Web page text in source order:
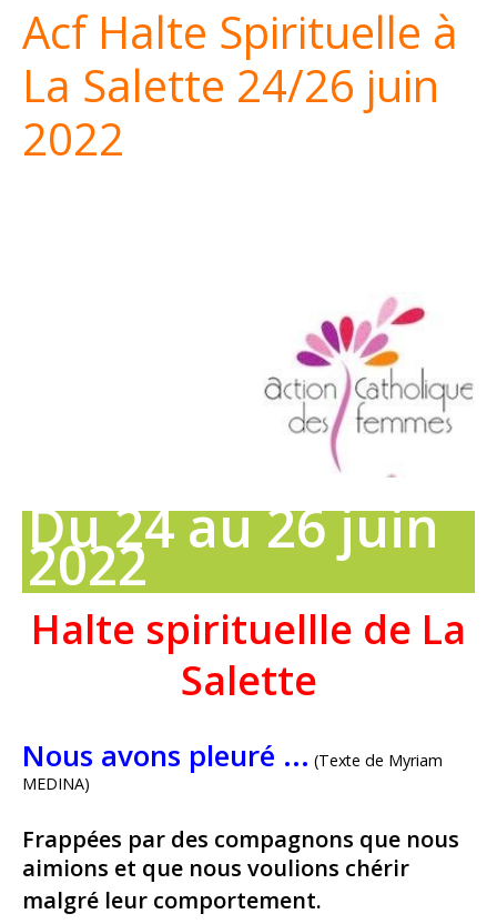
Acf Halte Spirituelle à
La Salette 24/26 juin
2022
Du 24 au 26 juin
2022
Halte spirituellle de La
Salette
Nous avons pleuré ... (Texte de Myriam
MEDINA)
Frappées par des compagnons que nous
aimions et que nous voulions chérir
malgré leur comportement.